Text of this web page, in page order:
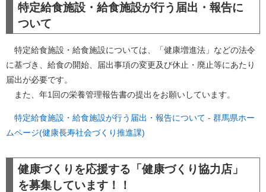
特定給食施設・給食施設が行う届出・報告に
ついて
特定給食施設・給食施設については、「健康増進法」などの法令
に基づき、給食の開始、届出事項の変更及び休止・廃止等にあたり
届出が必要です。
また、年1回の栄養管理報告書の提出をお願いしています。
特定給食施設・給食施設が行う届出・報告について - 群馬県ホー
ムページ(健康長寿社会づくり推進課)
健康づくりを応援する「健康づくり協力店」
を募集しています！！